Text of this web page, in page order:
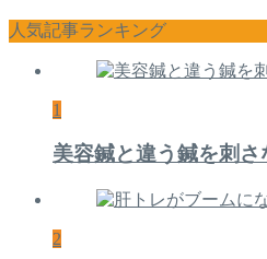
人気記事ランキング
1
美容鍼と違う鍼を刺
2